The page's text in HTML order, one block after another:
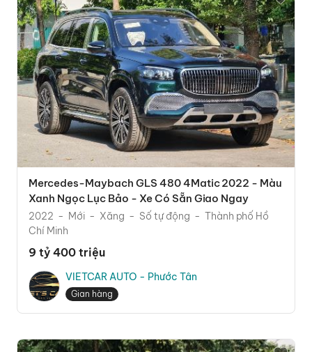
Mercedes-Maybach GLS 480 4Matic 2022 - Màu
Xanh Ngọc Lục Bảo - Xe Có Sẵn Giao Ngay
2022 Mới Xăng Số tự động
Thành phố Hồ
Chí Minh
9 tỷ 400 triệu
VIETCAR AUTO - Phước Tân
Gian hàng